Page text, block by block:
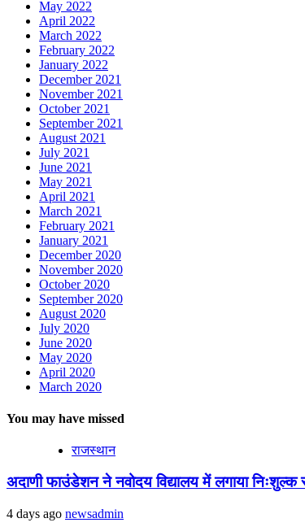
May 2022
April 2022
March 2022
February 2022
January 2022
December 2021
November 2021
October 2021
September 2021
August 2021
July 2021
June 2021
May 2021
April 2021
March 2021
February 2021
January 2021
December 2020
November 2020
October 2020
September 2020
August 2020
July 2020
June 2020
May 2020
April 2020
March 2020
You may have missed
राजस्थान
अदाणी फाउंडेशन ने नवोदय विद्यालय में लगाया निःशुल्क
4 days ago newsadmin